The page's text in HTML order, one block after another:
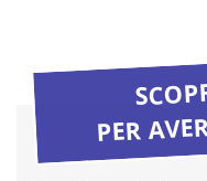
PER
momento.